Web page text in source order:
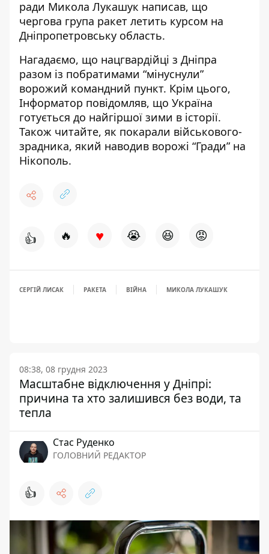
ради Микола Лукашук написав, що
чергова група ракет летить курсом на
Дніпропетровську область.
Нагадаємо, що нацгвардійці з Дніпра
разом із побратимами “мінуснули”
ворожий командний пункт. Крім цього,
Інформатор повідомляв, що Україна
готується до найгіршої зими в історії.
Також читайте, як покарали військового-
зрадника, який наводив ворожі “Гради” на
Нікополь.
👍 🔥 ♥ 😭 😆 😡
СЕРГІЙ ЛИСАК РАКЕТА ВІЙНА МИКОЛА ЛУКАШУК
08:38, 08 грудня 2023
Масштабне відключення у Дніпрі:
причина та хто залишився без води, та
тепла
Стас Руденко
ГОЛОВНИЙ РЕДАКТОР
👍